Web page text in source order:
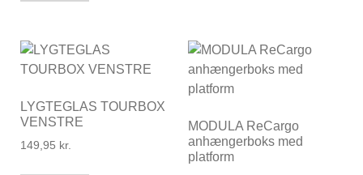
LYGTEGLAS TOURBOX
VENSTRE
149,95 kr.
MODULA ReCargo
anhængerboks med
platform